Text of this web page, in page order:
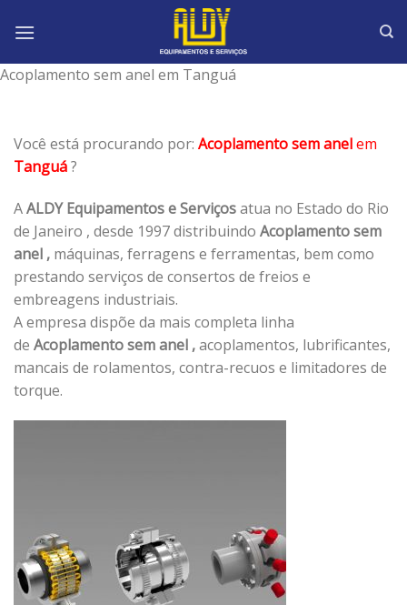
Acoplamento sem anel em Tanguá
Você está procurando por: Acoplamento sem anelem
Tanguá?
AALDY Equipamentos e Serviçosatua no Estado do Rio
de Janeiro , desde 1997 distribuindo Acoplamento sem
anel , máquinas, ferragens e ferramentas, bem como
prestando serviços de consertos de freios e
embreagens industriais.
A empresa dispõe da mais completa linha
de Acoplamento sem anel ,acoplamentos, lubrificantes,
mancais de rolamentos, contra-recuos e limitadores de
torque.